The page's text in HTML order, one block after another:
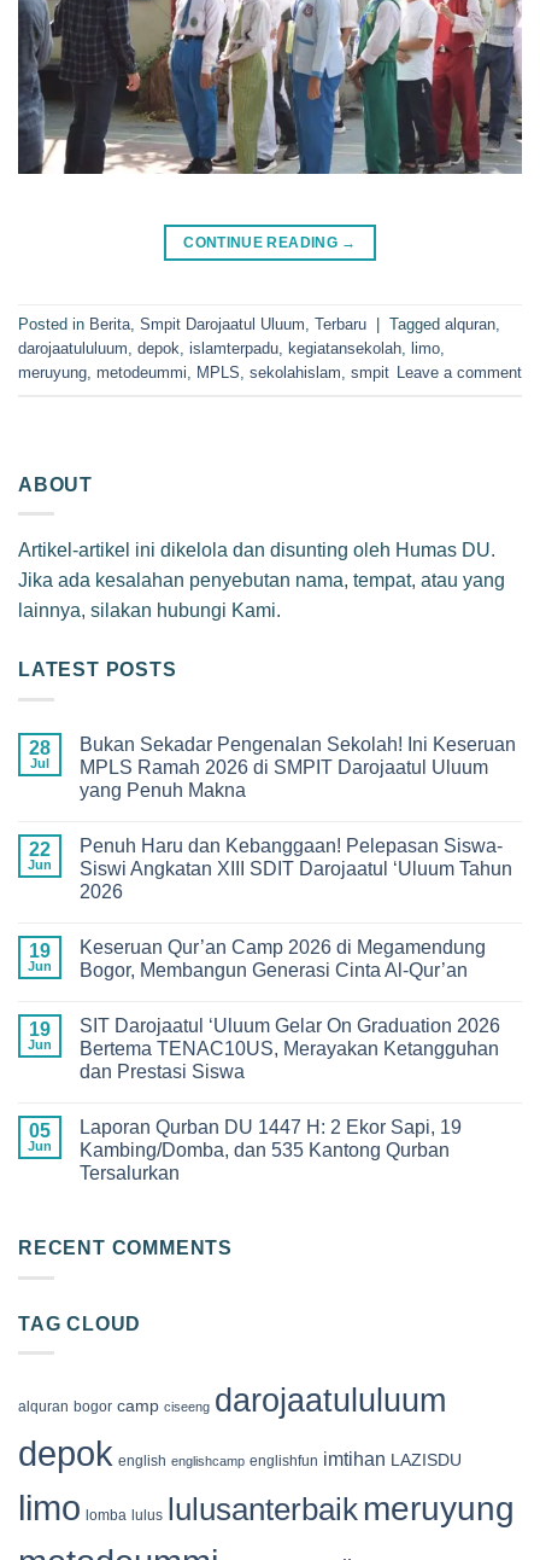
CONTINUE READING →
Posted in Berita, Smpit Darojaatul Uluum, Terbaru Tagged alquran,
darojaatululuum, depok, islamterpadu, kegiatansekolah, limo,
meruyung, metodeummi, MPLS, sekolahislam, smpit Leave a comment
ABOUT
Artikel-artikel ini dikelola dan disunting oleh Humas DU.
Jika ada kesalahan penyebutan nama, tempat, atau yang
lainnya, silakan hubungi Kami.
LATEST POSTS
28
Jul
Bukan Sekadar Pengenalan Sekolah! Ini Keseruan
MPLS Ramah 2026 di SMPIT Darojaatul Uluum
yang Penuh Makna
on
Bukan
Sekadar
Pengenalan
Keseruan
MPLS
Ramah
SMPIT
Darojaatul
Uluum
yang
Penuh
22
Jun
Penuh Haru dan Kebanggaan! Pelepasan Siswa-
Siswi Angkatan XIII SDIT Darojaatul ‘Uluum Tahun
2026
on
Penuh
Haru
Pelepasan
Siswa-
Siswi
Angkatan
Darojaatul
‘Uluum
Tahun
2026
19
Jun
Keseruan Qur’an Camp 2026 di Megamendung
Bogor, Membangun Generasi Cinta Al-Qur’an
on
Keseruan
Qur’an
Camp
Megamendung
Bogor,
Membangun
Generasi
Cinta
19
Jun
SIT Darojaatul ‘Uluum Gelar On Graduation 2026
Bertema TENAC10US, Merayakan Ketangguhan
dan Prestasi Siswa
SIT
Darojaatul
‘Uluum
Bertema
dan
Prestasi
05
Jun
Laporan Qurban DU 1447 H: 2 Ekor Sapi, 19
Kambing/Domba, dan 535 Kantong Qurban
Tersalurkan
Laporan
Qurban
2
dan
535
Qurban
Tersalurkan
RECENT COMMENTS
TAG CLOUD
alquran bogor camp ciseeng darojaatululuum
depok english englishcamp englishfun imtihan LAZISDU
limo lomba lulus lulusanterbaik meruyung